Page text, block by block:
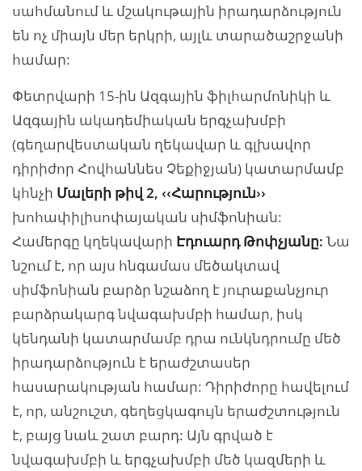
սահմանում և մշակութային իրադարձություն
են ոչ միայն մեր երկրի, այլև տարածաշրջանի
համար:
Փետրվարի 15-ին Ազգային ֆիլհարմոնիկի և
Ազգային ակադեմիական երգչախմբի
(գեղարվեստական ղեկավար և գլխավոր
դիրիժոր Հովհաննես Չեքիջյան) կատարմամբ
կհնչի Մալերի թիվ 2, ‹‹Հարություն››
խոհափիլիսոփայական սիմֆոնիան:
Համերգը կղեկավարի Էդուարդ Թոփչյանը: Նա
նշում է, որ այս հնգամաս մեծակտավ
սիմֆոնիան բարձր նշաձող է յուրաքանչյուր
բարձրակարգ նվագախմբի համար, իսկ
կենդանի կատարմամբ դրա ունկնդրումը մեծ
իրադարձություն է երաժշտասեր
հասարակության համար: Դիրիժորը հավելում
է, որ, անշուշտ, գեղեցկագույն երաժշտություն
է, բայց նաև շատ բարդ: Այն գրված է
նվագախմբի և երգչախմբի մեծ կազմերի և